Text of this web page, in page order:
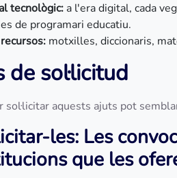
tecnològic: a l'era digital, cada
de programari educatiu.
motxilles, diccionaris,
de sol·licitud
sol·licitar aquests ajuts pot
les: Les
que les